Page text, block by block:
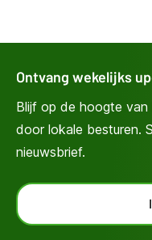
Ontvang wekelijks
Blijf op de hoogte
door lokale besturen.
nieuwsbrief.